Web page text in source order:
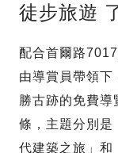
徒步旅遊
配合首爾路
由導賞員帶領下
勝古跡的免費導
條，主題分別是
代建築之旅」和